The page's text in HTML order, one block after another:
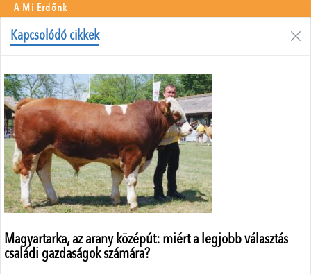
Kapcsolódó cikkek
Magyartarka, az arany középút: miért a legjobb választás
családi gazdaságok számára?
A Mi Erdőnk
Borászati Füzetek
Menü
Adatvédelem
Szerzői jogok
Impresszum
Médiaajánlat
Központi elérhetőségek
ÁSZF